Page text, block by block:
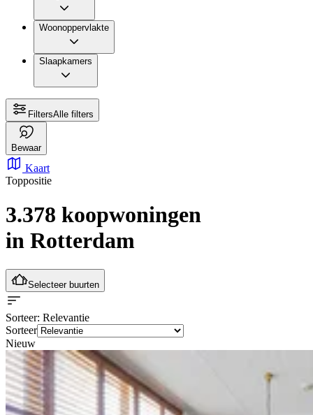
Woonoppervlakte
Slaapkamers
FiltersAlle filters
Bewaar
Kaart
Toppositie
3.378 koopwoningen
in Rotterdam
Selecteer buurten
Sorteer: Relevantie
Sorteer
Nieuw